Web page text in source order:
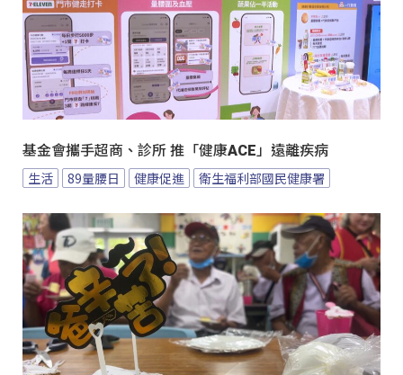
基金會攜手超商、診所 推「健康ACE」遠離疾病
生活 89量腰日 健康促進 衛生福利部國民健康署